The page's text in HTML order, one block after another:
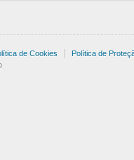
de Cookies Política de